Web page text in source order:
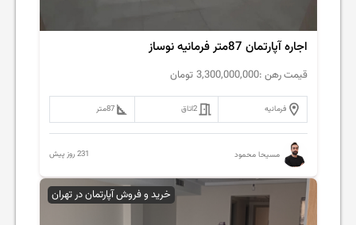
اجاره آپارتمان 87متر فرمانیه نوساز
قیمت رهن :3,300,000,000 تومان
فرمانیه 2اتاق 87متر
مسیحا محمود 231 روز پیش
خرید و فروش آپارتمان در تهران